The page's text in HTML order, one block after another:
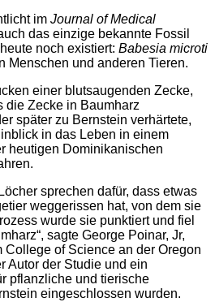
im Journal of Medical
das einzige bekannte Fossil
noch existiert: Babesia microti
Menschen und anderen Tieren.
einer blutsaugenden Zecke,
die Zecke in Baumharz
später zu Bernstein verhärtete,
in das Leben in einem
heutigen Dominikanischen
sprechen dafür, dass etwas
weggerissen hat, von dem sie
wurde sie punktiert und fiel
sagte George Poinar, Jr,
College of Science an der Oregon
Autor der Studie und ein
pflanzliche und tierische
eingeschlossen wurden.